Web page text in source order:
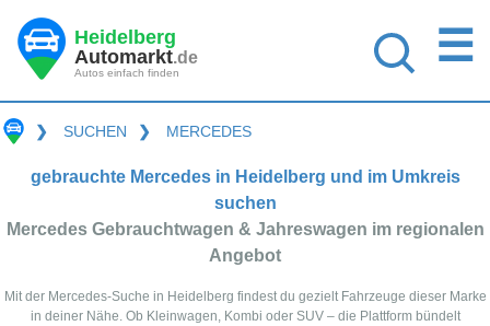
Heidelberg
Automarkt.de
Autos einfach finden
☰
❯ SUCHEN ❯ MERCEDES
gebrauchte Mercedes in Heidelberg und im Umkreis
suchen
Mercedes Gebrauchtwagen & Jahreswagen im regionalen
Angebot
Mit der Mercedes-Suche in Heidelberg findest du gezielt Fahrzeuge dieser Marke
in deiner Nähe. Ob Kleinwagen, Kombi oder SUV – die Plattform bündelt